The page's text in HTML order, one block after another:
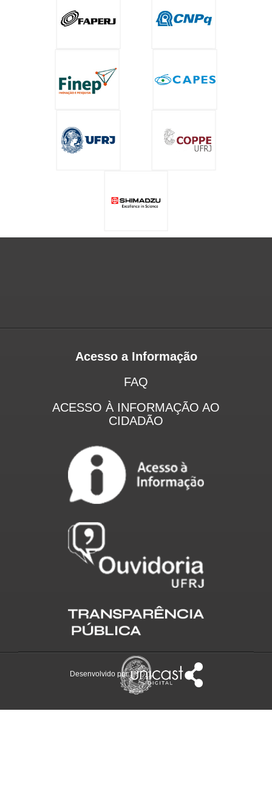
Acesso a Informação
FAQ
ACESSO À INFORMAÇÃO AO
CIDADÃO
Desenvolvido por: